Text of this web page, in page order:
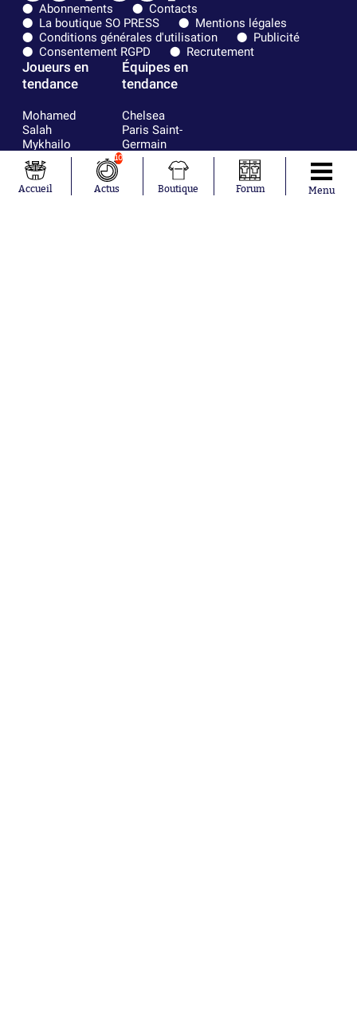
Abonnements
Contacts
La boutique SO PRESS
Mentions légales
Conditions générales d'utilisation
Publicité
Consentement RGPD
Recrutement
Joueurs en
tendance
Mohamed
Salah
Mykhailo
Mudryk
Neymar
Khalis Merah
Équipes en
tendance
Chelsea
Paris Saint-
Germain
Bordeaux
Olympique
lyonnais
Accueil
10
Actus Boutique Forum Menu